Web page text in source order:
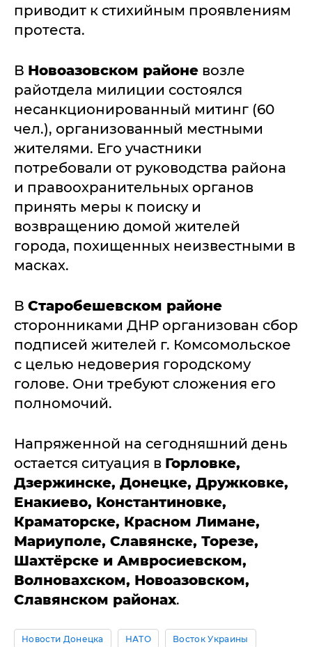
приводит к стихийным проявлениям
протеста.
В Новоазовском районе возле
райотдела милиции состоялся
несанкционированный митинг (60
чел.), организованный местными
жителями. Его участники
потребовали от руководства района
и правоохранительных органов
принять меры к поиску и
возвращению домой жителей
города, похищенных неизвестными в
масках.
В Старобешевском районе
сторонниками ДНР организован сбор
подписей жителей г. Комсомольское
с целью недоверия городскому
голове. Они требуют сложения его
полномочий.
Напряженной на сегодняшний день
остается ситуация в Горловке,
Дзержинске, Донецке, Дружковке,
Енакиево, Константиновке,
Краматорске, Красном Лимане,
Мариуполе, Славянске, Торезе,
Шахтёрске и Амвросиевском,
Волновахском, Новоазовском,
Славянском районах.
Новости Донецка НАТО Восток Украины